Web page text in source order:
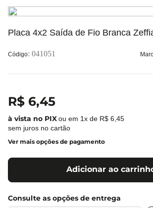
Placa 4x2 Saída de Fio Branca
: 041051
R$ 6,45
ou em 1x de R$ 6 45
sem juros no cartão
Ver mais opções de pagamento
Adicionar ao
2º luminaria
3º tomada